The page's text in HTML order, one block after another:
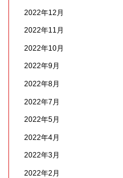
2022年12月
2022年11月
2022年10月
2022年9月
2022年8月
2022年7月
2022年5月
2022年4月
2022年3月
2022年2月